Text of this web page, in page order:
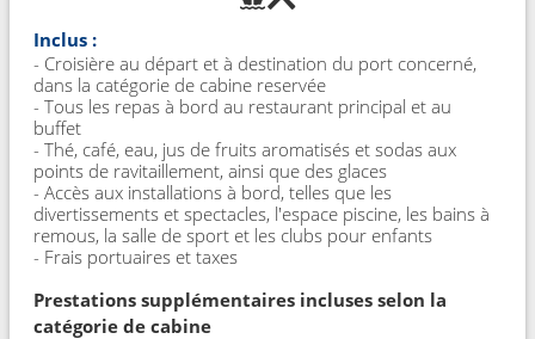
Inclus :
- Croisière au départ et à destination du port concerné,
dans la catégorie de cabine reservée
- Tous les repas à bord au restaurant principal et au
buffet
- Thé, café, eau, jus de fruits aromatisés et sodas aux
points de ravitaillement, ainsi que des glaces
- Accès aux installations à bord, telles que les
divertissements et spectacles, l'espace piscine, les bains à
remous, la salle de sport et les clubs pour enfants
- Frais portuaires et taxes
Prestations supplémentaires incluses selon la
catégorie de cabine